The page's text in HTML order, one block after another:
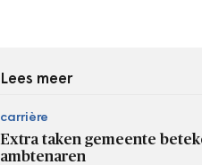
Lees meer
carrière
Extra taken gemeente
ambtenaren